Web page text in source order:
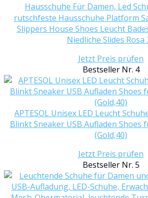
Hausschuhe Für Damen, Led
rutschfeste Hausschuhe Platform
Slippers House Shoes Leucht
Niedliche Slides Rosa
Jetzt Preis prüfen
Bestseller Nr. 4
APTESOL Unisex LED Leucht
Blinkt Sneaker USB Aufladen Shoes
(Gold,40)
Jetzt Preis prüfen
Bestseller Nr. 5